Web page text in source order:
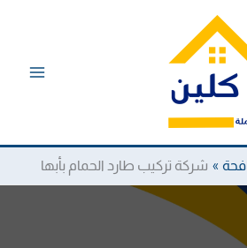
شركة تركيب طارد الحمام بأبها